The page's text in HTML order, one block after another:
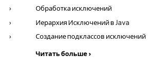
›
›
›
Обработка исключений
Иерархия Исключений в Java
Создание подклассов исключений
Читать больше ›